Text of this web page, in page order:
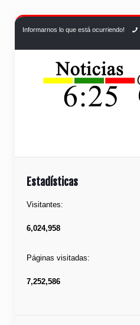
Informarnos lo que está ocurriendo!
Estadísticas
Visitantes:
6,024,958
Páginas visitadas:
7,252,586